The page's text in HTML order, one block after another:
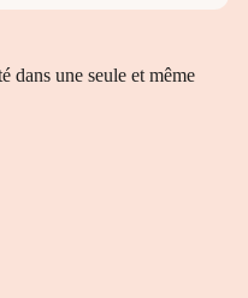
dans une seule et même